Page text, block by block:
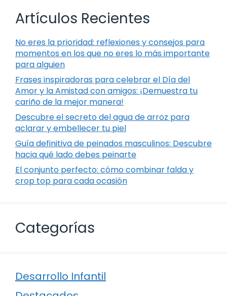
Artículos Recientes
No eres la prioridad: reflexiones y consejos para
momentos en los que no eres lo más importante
para alguien
Frases inspiradoras para celebrar el Día del
Amor y la Amistad con amigos: ¡Demuestra tu
cariño de la mejor manera!
Descubre el secreto del agua de arroz para
aclarar y embellecer tu piel
Guía definitiva de peinados masculinos: Descubre
hacia qué lado debes peinarte
El conjunto perfecto: cómo combinar falda y
crop top para cada ocasión
Categorías
Desarrollo Infantil